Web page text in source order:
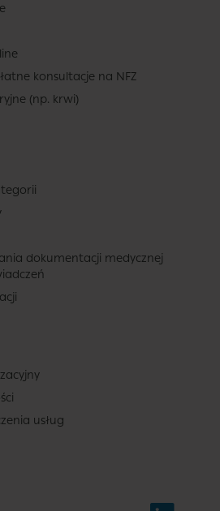
konsultacje na NFZ
(np. krwi)
dokumentacji medycznej
usług